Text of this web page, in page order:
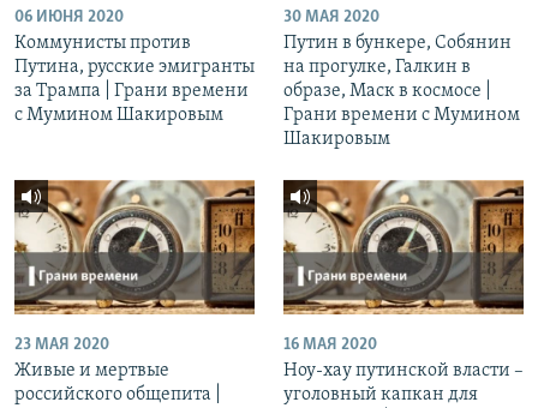
06 ИЮНЯ 2020
Коммунисты против
Путина, русские эмигранты
за Трампа | Грани времени
с Мумином Шакировым
30 МАЯ 2020
Путин в бункере, Собянин
на прогулке, Галкин в
образе, Маск в космосе |
Грани времени с Мумином
Шакировым
23 МАЯ 2020
Живые и мертвые
российского общепита |
16 МАЯ 2020
Ноу-хау путинской власти –
уголовный капкан для